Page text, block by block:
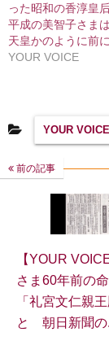
った昭和の香淳皇
平成の美智子さま
天皇かのように前
YOUR VOICE
YOUR VOICE
前の記事
【YOUR
さま60年前の
「礼宮文仁親王
と 朝日新聞の